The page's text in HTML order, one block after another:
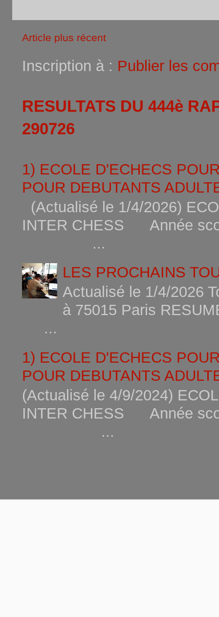
Article plus récent
Inscription à : Publier les
RESULTATS DU 444è
290726
1) ECOLE D'ECHECS
POUR DEBUTANTS
(Actualisé le 1/4/2026)
INTER CHESS Année
...
LES PROCHAINS
Actualisé le 1/4/2026
à 75015
...
1) ECOLE D'ECHECS
POUR DEBUTANTS
(Actualisé le 4/9/2024)
INTER CHESS Année
...